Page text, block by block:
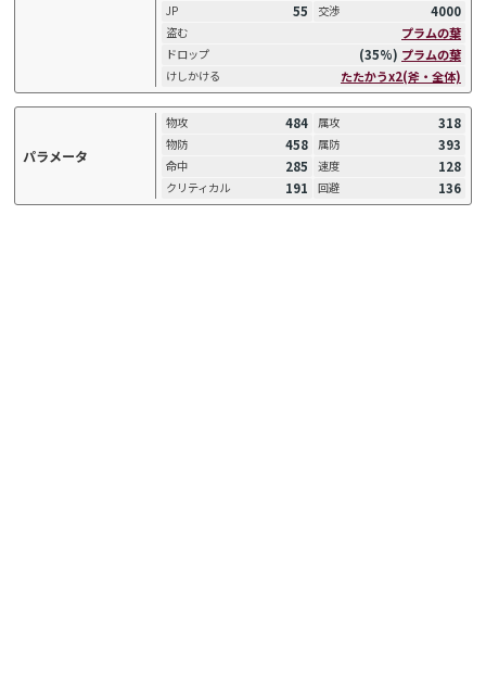
JP 55 交渉 4000
盗む プラムの葉
ドロップ (35%) プラムの葉
けしかける たたかうx2(斧・全体)
パラメータ
物攻 484 属攻 318
物防 458 属防 393
命中 285 速度 128
クリティカル 191 回避 136